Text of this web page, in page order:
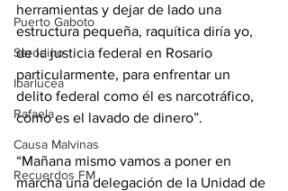
Puerto Gaboto
Serodino
Ibarlucea
Rafaela
Causa Malvinas
Recuerdos FM
herramientas y dejar de lado una
estructura pequeña, raquítica diría yo,
de la justicia federal en Rosario
particularmente, para enfrentar un
delito federal como él es narcotráfico,
como es el lavado de dinero”.
“Mañana mismo vamos a poner en
marcha una delegación de la Unidad de